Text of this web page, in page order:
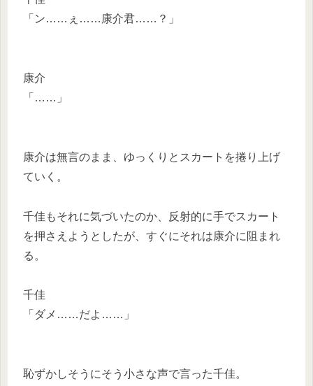
「ン……ぇ……康介君……？」
康介
「……」
康介は無言のまま、ゆっくりとスカートを捲り上げ
ていく。
千佳もそれに気づいたのか、反射的に手でスカート
を押さえようとしたが、すぐにそれは康介に阻まれ
る。
千佳
「ダメ……だよ……」
恥ずかしそうにそう小さな声で言った千佳。